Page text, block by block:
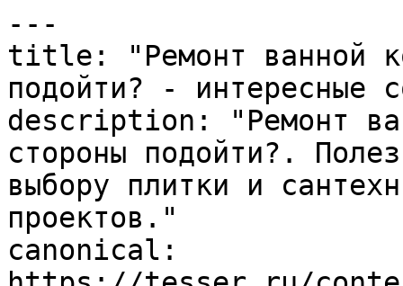
---
title: "Ремонт ванной
подойти? - интересные
description: "Ремонт
стороны подойти?.
выбору плитки и
проектов."
canonical: